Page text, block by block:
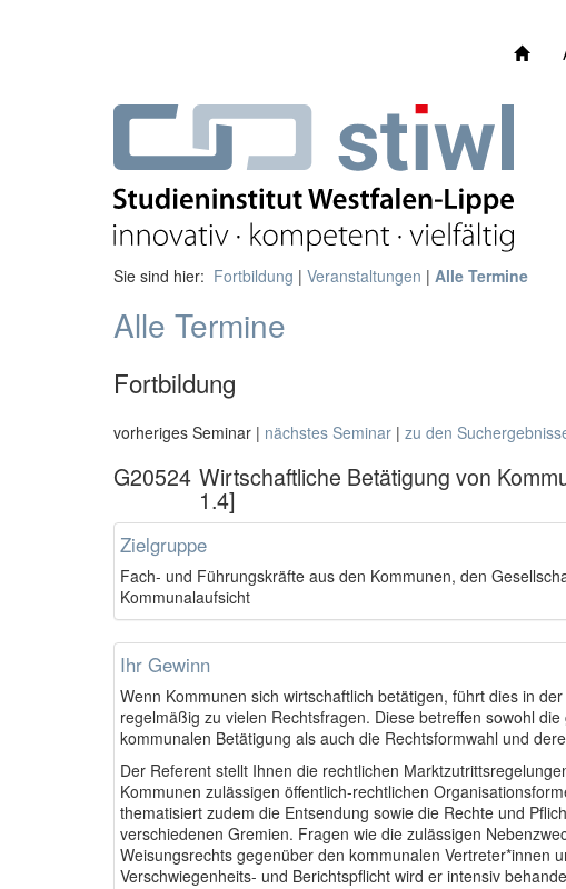
Sie sind hier: Fortbildung | Veranstaltungen | Alle Termine
Alle Termine
Fortbildung
vorheriges Seminar | nächstes Seminar | zu den
G20524 Wirtschaftliche Betätigung von
1.4]
Zielgruppe
Fach- und Führungskräfte aus den Kommunen, den
Kommunalaufsicht
Ihr Gewinn
Wenn Kommunen sich wirtschaftlich betätigen, führt dies in
regelmäßig zu vielen Rechtsfragen. Diese betreffen sowohl
kommunalen Betätigung als auch die Rechtsformwahl und
Der Referent stellt Ihnen die rechtlichen
Kommunen zulässigen öffentlich-rechtlichen
thematisiert zudem die Entsendung sowie die Rechte und
verschiedenen Gremien. Fragen wie die zulässigen
Weisungsrechts gegenüber den kommunalen Vertreter*innen
Verschwiegenheits- und Berichtspflicht wird er intensiv